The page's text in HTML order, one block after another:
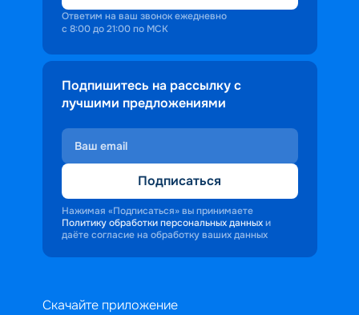
Ответим на ваш звонок ежедневно
с 8:00 до 21:00 по МСК
Подпишитесь на рассылку с
лучшими предложениями
Подписаться
Нажимая «Подписаться» вы принимаете
Политику обработки персональных данных и
даёте согласие на обработку ваших данных
Скачайте приложение